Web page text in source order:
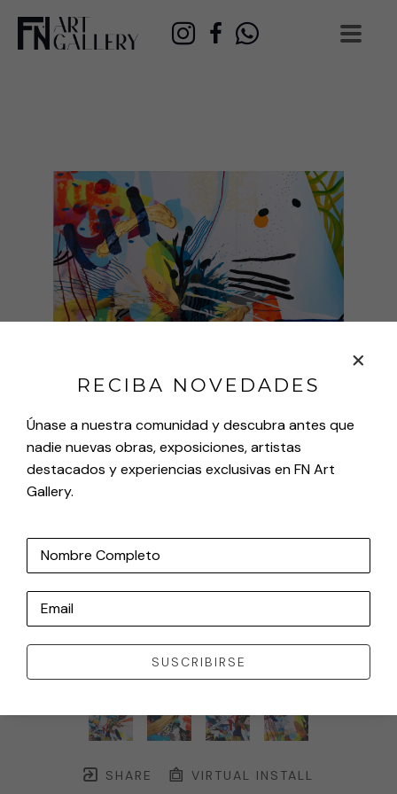
SHARE VIRTUAL INSTALL
RECIBA NOVEDADES
Únase a nuestra comunidad y descubra antes que
nadie nuevas obras, exposiciones, artistas
destacados y experiencias exclusivas en FN Art
Gallery.
Nombre Completo
Email
SUSCRIBIRSE